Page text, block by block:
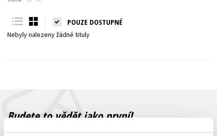
Young adult (SK)
Všechny tituly
POUZE DOSTUPNÉ
Nebyly nalezeny žádné tituly
Budete to vědět jako první!
Zajímá Vás, jaký knižní hit právě vychází, na jaké zboží je výhodná